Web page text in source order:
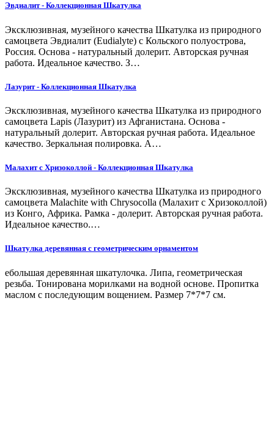
Эвдиалит - Коллекционная Шкатулка
Эксклюзивная, музейного качества Шкатулка из природного
самоцвета Эвдиалит (Eudialyte) с Кольского полуострова,
Россия. Основа - натуральный долерит. Авторская ручная
работа. Идеальное качество. З…
Лазурит - Коллекционная Шкатулка
Эксклюзивная, музейного качества Шкатулка из природного
самоцвета Lapis (Лазурит) из Афганистана. Основа -
натуральный долерит. Авторская ручная работа. Идеальное
качество. Зеркальная полировка. А…
Малахит с Хризоколлой - Коллекционная Шкатулка
Эксклюзивная, музейного качества Шкатулка из природного
самоцвета Malachite with Chrysocolla (Малахит с Хризоколлой)
из Конго, Африка. Рамка - долерит. Авторская ручная работа.
Идеальное качество.…
Шкатулка деревянная с геометрическим орнаментом
ебольшая деревянная шкатулочка. Липа, геометрическая
резьба. Тонирована морилками на водной основе. Пропитка
маслом с последующим вощением. Размер 7*7*7 см.